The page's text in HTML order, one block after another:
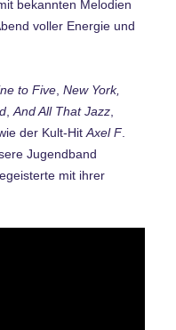
bekannten Melodien
voller Energie und
to Five ,New York,
,And All That Jazz
der Kult-HitAxel F.
Jugendband
mit ihrer